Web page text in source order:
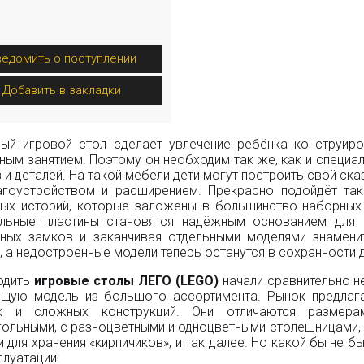
о поступлении
Добавить в закладки
игровой стол сделает увлечение ребёнка
занятием. Поэтому он необходим так же, как и
и деталей. На такой мебели дети могут построить свой
и расширением. Прекрасно подойдёт
историй, которые заложены в большинство
пластины становятся надёжным основанием
замков и заканчивая отдельными моделями
недостроенные модели теперь останутся в
игровые столы ЛЕГО (LEGO)начали сравнительно
модель из большого ассортимента. Рынок
и сложных конструкций. Они отличаются
с разноцветными и одноцветными
для хранения «кирпичиков», и так далее. Но какой бы не